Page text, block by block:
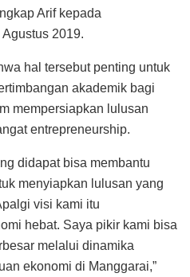
Arif kepada
2019.
hal tersebut penting untuk
akademik bagi
mempersiapkan lulusan
entrepreneurship.
didapat bisa membantu
menyiapkan lulusan yang
visi kami itu
hebat. Saya pikir kami bisa
melalui dinamika
ekonomi di Manggarai,”